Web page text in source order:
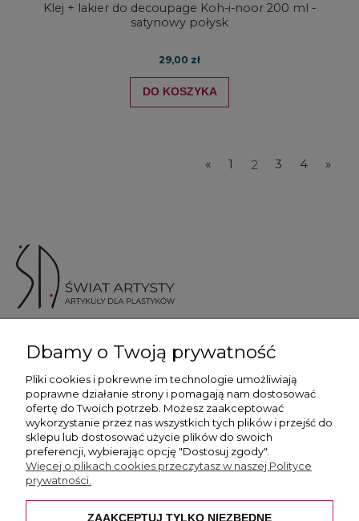
Klej + lakier do decoupage Koh-i-noor 200 ml -
satynowy połysk
29,00 zł
DO KOSZYKA
« 1 2 3 4 »
Więcej informacji
Płatność i dostawa
Pomoc
Dbamy o Twoją prywatność
Pliki cookies i pokrewne im technologie umożliwiają
poprawne działanie strony i pomagają nam dostosować
ofertę do Twoich potrzeb. Możesz zaakceptować
wykorzystanie przez nas wszystkich tych plików i przejść do
sklepu lub dostosować użycie plików do swoich
preferencji, wybierając opcję "Dostosuj zgody".
Więcej o plikach cookies przeczytasz w naszej Polityce
prywatności.
ZAAKCEPTUJ TYLKO NIEZBĘDNE